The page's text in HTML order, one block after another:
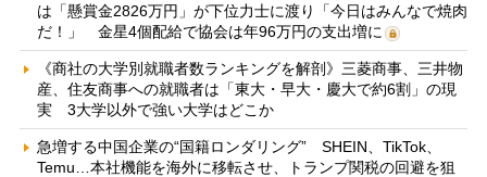
は「懸賞金2826万円」が下位力士に渡り「今日はみんなで焼肉
だ！」 金星4個配給で協会は年96万円の支出増に
《商社の大学別就職者数ランキングを解剖》三菱商事、三井物
産、住友商事への就職者は「東大・早大・慶大で約6割」の現
実 3大学以外で強い大学はどこか
急増する中国企業の“国籍ロンダリング” SHEIN、TikTok、
Temu…本社機能を海外に移転させ、トランプ関税の回避を狙